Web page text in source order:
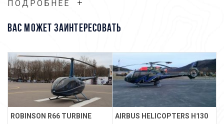
Удлиненный чехол
Батарея повышенной мощности
Вторая радиостанция King 196
Связаться с менеджером
ПОДРОБНЕЕ
ВАС МОЖЕТ ЗАИНТЕРЕСОВАТЬ
ROBINSON R66 TURBINE AIRBUS HELICOPTERS H130